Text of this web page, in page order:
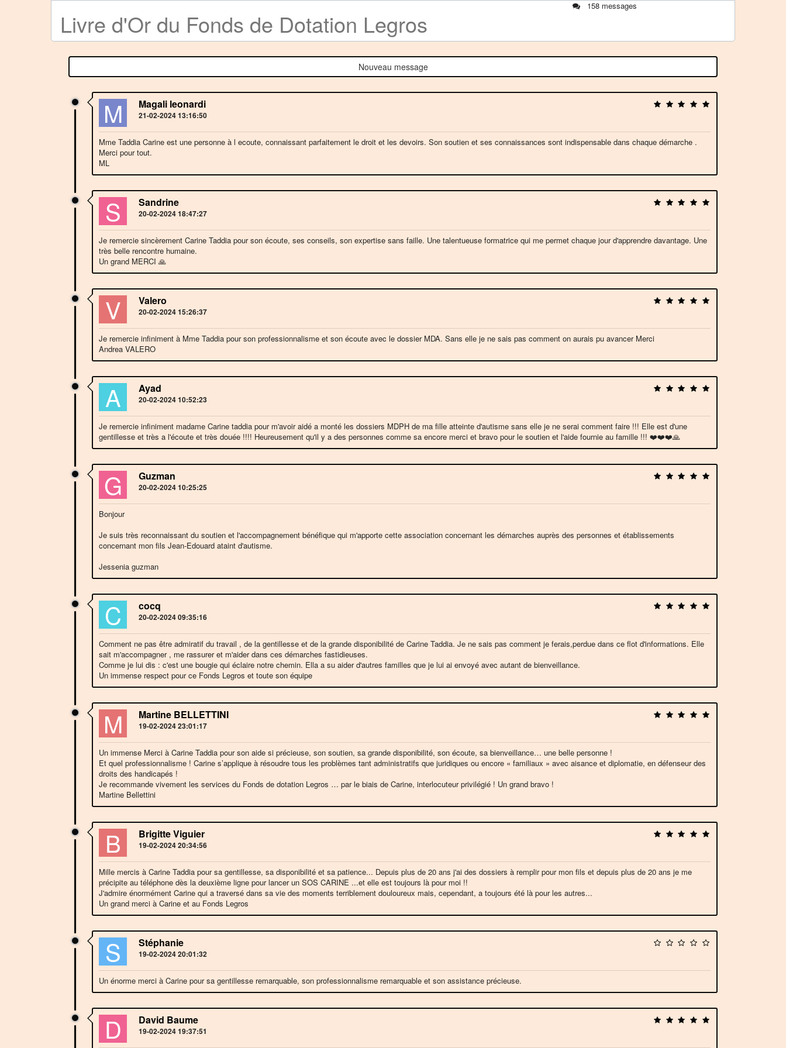
Livre d'Or du Fonds de Dotation Legros
158 messages
Nouveau message
M Magali leonardi
21-02-2024 13:16:50
Mme Taddia Carine est une personne à l ecoute, connaissant parfaitement le droit et les devoirs. Son soutien et ses connaissances sont indispensable dans chaque démarche .
Merci pour tout.
ML
S Sandrine
20-02-2024 18:47:27
Je remercie sincèrement Carine Taddia pour son écoute, ses conseils, son expertise sans faille. Une talentueuse formatrice qui me permet chaque jour d'apprendre davantage. Une
très belle rencontre humaine.
Un grand MERCI 🙏
V Valero
20-02-2024 15:26:37
Je remercie infiniment à Mme Taddia pour son professionnalisme et son écoute avec le dossier MDA. Sans elle je ne sais pas comment on aurais pu avancer Merci
Andrea VALERO
A Ayad
20-02-2024 10:52:23
Je remercie infiniment madame Carine taddia pour m'avoir aidé a monté les dossiers MDPH de ma fille atteinte d'autisme sans elle je ne serai comment faire !!! Elle est d'une
gentillesse et très a l'écoute et très douée !!!! Heureusement qu'il y a des personnes comme sa encore merci et bravo pour le soutien et l'aide fournie au famille !!! ❤️❤️❤️🙏
G Guzman
20-02-2024 10:25:25
Bonjour
Je suis très reconnaissant du soutien et l'accompagnement bénéfique qui m'apporte cette association concernant les démarches auprès des personnes et établissements
concernant mon fils Jean-Edouard ataint d'autisme.
Jessenia guzman
C cocq
20-02-2024 09:35:16
Comment ne pas être admiratif du travail , de la gentillesse et de la grande disponibilité de Carine Taddia. Je ne sais pas comment je ferais,perdue dans ce flot d'informations. Elle
sait m'accompagner , me rassurer et m'aider dans ces démarches fastidieuses.
Comme je lui dis : c'est une bougie qui éclaire notre chemin. Ella a su aider d'autres familles que je lui ai envoyé avec autant de bienveillance.
Un immense respect pour ce Fonds Legros et toute son équipe
M Martine BELLETTINI
19-02-2024 23:01:17
Un immense Merci à Carine Taddia pour son aide si précieuse, son soutien, sa grande disponibilité, son écoute, sa bienveillance… une belle personne !
Et quel professionnalisme ! Carine s’applique à résoudre tous les problèmes tant administratifs que juridiques ou encore « familiaux » avec aisance et diplomatie, en défenseur des
droits des handicapés !
Je recommande vivement les services du Fonds de dotation Legros … par le biais de Carine, interlocuteur privilégié ! Un grand bravo !
Martine Bellettini
B Brigitte Viguier
19-02-2024 20:34:56
Mille mercis à Carine Taddia pour sa gentillesse, sa disponibilité et sa patience... Depuis plus de 20 ans j'ai des dossiers à remplir pour mon fils et depuis plus de 20 ans je me
précipite au téléphone dès la deuxième ligne pour lancer un SOS CARINE ...et elle est toujours là pour moi !!
J'admire énormément Carine qui a traversé dans sa vie des moments terriblement douloureux mais, cependant, a toujours été là pour les autres...
Un grand merci à Carine et au Fonds Legros
S Stéphanie
19-02-2024 20:01:32
Un énorme merci à Carine pour sa gentillesse remarquable, son professionnalisme remarquable et son assistance précieuse.
D David Baume
19-02-2024 19:37:51